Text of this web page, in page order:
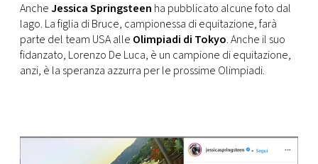
AncheJessica Springsteen ha pubblicato alcune foto dal
lago. La figlia di Bruce, campionessa di equitazione, farà
parte del team USA alle Olimpiadi di Tokyo. Anche il suo
fidanzato, Lorenzo De Luca, è un campione di equitazione,
anzi, è la speranza azzurra per le prossime Olimpiadi.